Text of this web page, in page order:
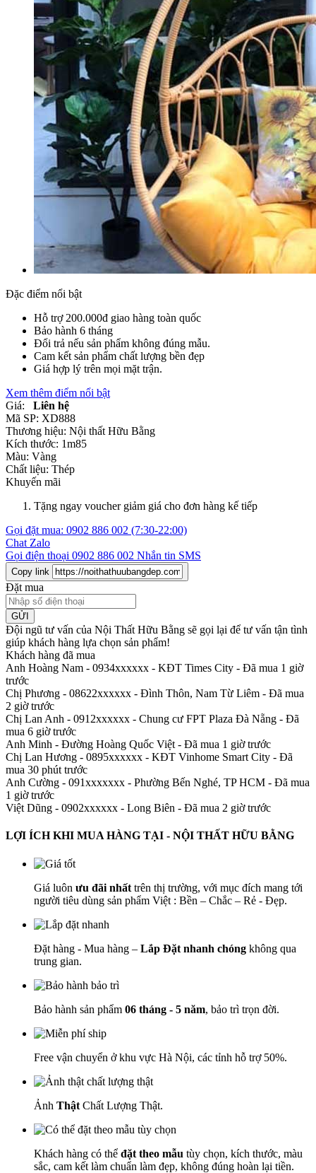
Đặc điểm nổi bật
Hỗ trợ 200.000đ giao hàng toàn quốc
Bảo hành 6 tháng
Đổi trả nếu sản phẩm không đúng mẫu.
Cam kết sản phẩm chất lượng bền đẹp
Giá hợp lý trên mọi mặt trận.
Xem thêm điểm nổi bật
Giá:
Liên hệ
Mã SP: XD888
Thương hiệu: Nội thất Hữu Bằng
Kích thước: 1m85
Màu: Vàng
Chất liệu: Thép
Khuyến mãi
Tặng ngay voucher giảm giá cho đơn hàng kế tiếp
Gọi đặt mua: 0902 886 002 (7:30-22:00)
Chat Zalo
Gọi điện thoại 0902 886 002 Nhắn tin SMS
Copy link
Đặt mua
GỬI
Đội ngũ tư vấn của Nội Thất Hữu Bằng sẽ gọi lại để tư vấn tận tình
giúp khách hàng lựa chọn sản phẩm!
Khách hàng đã mua
Anh Hoàng Nam - 0934xxxxxx - KĐT Times City - Đã mua 1 giờ
trước
Chị Phương - 08622xxxxxx - Đình Thôn, Nam Từ Liêm - Đã mua
2 giờ trước
Chị Lan Anh - 0912xxxxxx - Chung cư FPT Plaza Đà Nẵng - Đã
mua 6 giờ trước
Anh Minh - Đường Hoàng Quốc Việt - Đã mua 1 giờ trước
Chị Lan Hương - 0895xxxxxx - KĐT Vinhome Smart City - Đã
mua 30 phút trước
Anh Cường - 091xxxxxxx - Phường Bến Nghé, TP HCM - Đã mua
1 giờ trước
Việt Dũng - 0902xxxxxx - Long Biên - Đã mua 2 giờ trước
LỢI ÍCH KHI MUA HÀNG TẠI - NỘI THẤT HỮU BẰNG
Giá luôn ưu đãi nhất trên thị trường, với mục đích mang tới
người tiêu dùng sản phẩm Việt : Bền – Chắc – Rẻ - Đẹp.
Đặt hàng - Mua hàng – Lắp Đặt nhanh chóng không qua
trung gian.
Bảo hành sản phẩm 06 tháng - 5 năm, bảo trì trọn đời.
Free vận chuyển ở khu vực Hà Nội, các tỉnh hỗ trợ 50%.
Ảnh Thật Chất Lượng Thật.
Khách hàng có thể đặt theo mẫu tùy chọn, kích thước, màu
sắc, cam kết làm chuẩn làm đẹp, không đúng hoàn lại tiền.